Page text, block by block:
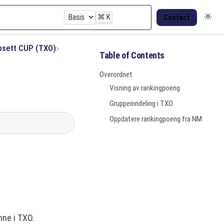
⌘ K Contact
Table of Contents
Overordnet
Visning av rankingpoeng
Gruppeinndeling i TXO
Oppdatere rankingpoeng fra NM
CUP (TXO)
i TXO.